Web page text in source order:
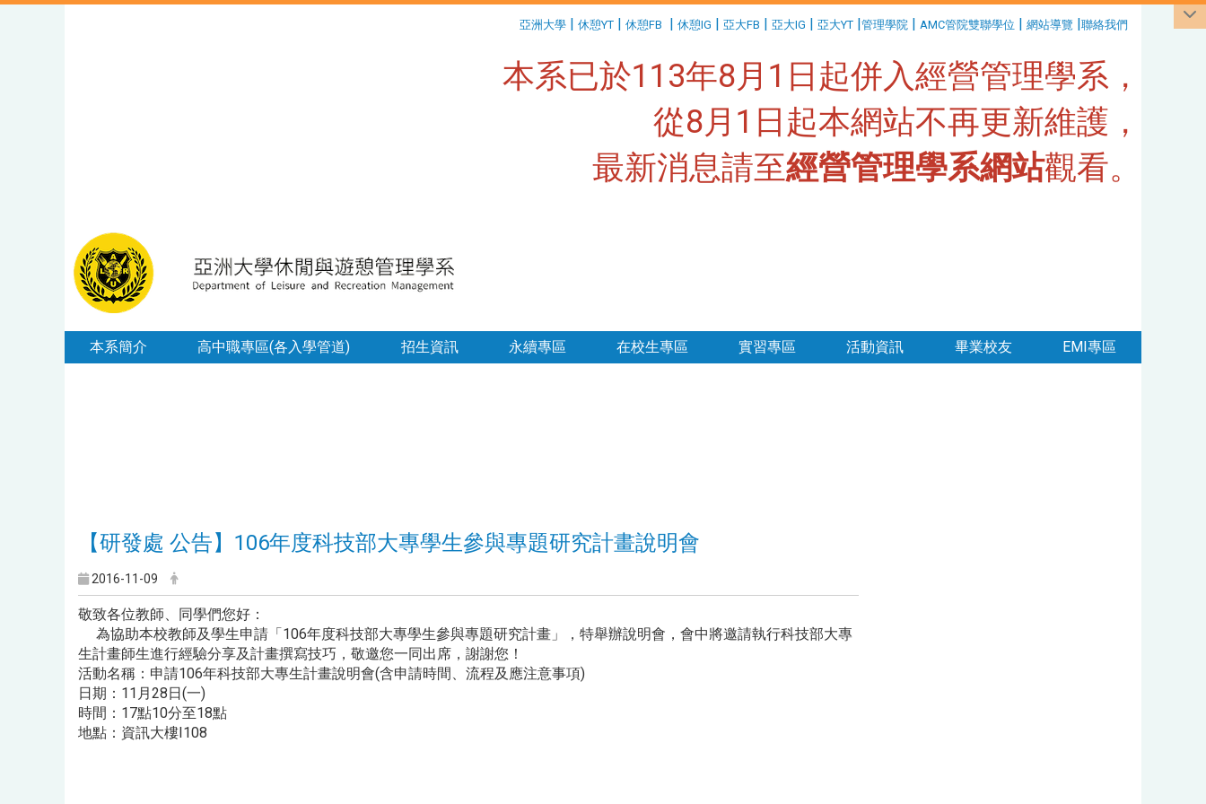
亞洲大學 | 休憩YT | 休憩FB | 休憩IG | 亞大FB | 亞大IG | 亞大YT |管理學院 | AMC管院雙聯學位 | 網站導覽 |聯絡我們
本系已於113年8月1日起併入經營管理學系，
從8月1日起本網站不再更新維護，
最新消息請至經營管理學系網站觀看。
本系簡介 高中職專區(各入學管道) 招生資訊 永續專區 在校生專區 實習專區 活動資訊 畢業校友 EMI專區
【研發處 公告】106年度科技部大專學生參與專題研究計畫說明會
2016-11-09
敬致各位教師、同學們您好：
為協助本校教師及學生申請「106年度科技部大專學生參與專題研究計畫」，特舉辦說明會， 會中將邀請執行科技部大專
生計畫師生進行經驗分享及計畫撰寫技巧 ，敬邀您一同出席，謝謝您！
活動名稱：申請106年科技部大專生計畫說明會(含申請時間、 流程及應注意事項)
日期：11月28日(一)
時間：17點10分至18點
地點：資訊大樓I108